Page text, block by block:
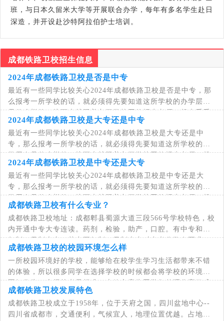
班，与日本久留米大学等开展联合办学，每年有多名学生赴日
深造，并开设赴沙特阿拉伯护士培训。
成都铁路卫校招生信息
2024年成都铁路卫校是否是中专
最近有一些同学比较关心2024年成都铁路卫校是否是中专，那
么报考一所学校的话，就必须得先要知道这所学校的办学层次
是什么样的，接下来就跟着九三学校网的招生老师一起来看看
吧。当毕业季来时，初中毕业生和高中毕业
2024年成都铁路卫校是大专还是中专
最近有一些同学比较关心2024年成都铁路卫校是大专还是中
专，那么报考一所学校的话，就必须得先要知道这所学校的办
学层次是什么样的，接下来就跟着九三学校网的招生老师一起
来看看吧。成都铁路卫生学校是全国第一所全
2024年成都铁路卫校是中专还是大专
最近有一些同学比较关心2024年成都铁路卫校是中专还是大
专，那么报考一所学校的话，就必须得先要知道这所学校的办
学层次是什么样的，接下来就跟着九三学校网的招生老师一起
来看看吧。成都铁路卫生学校是国家级重点中
成都铁路卫校有什么专业？
成都铁路卫校地址：成都郫县蜀源大道三段566号学校特色，校
内开通中专大专连读。药剂，检验，助产，口腔。有中专和五
年制一贯制大专。其中五年制一贯制大专对中考分数有要求。
卫校是大多数女孩子最喜欢的专业之一。而
成都铁路卫校的校园环境怎么样
一所校园环境好的学校，能够给在校学生学习生活都带来不错
的体验，所以很多同学在选择学校的时候都会将学校的环境好
不好作为一个择校考量标准，本篇文章为同学们整理分享了成
都铁路卫校的环境图片，希望能对想要报考
成都铁路卫校发展特色
成都铁路卫校成立于1958年，位于天府之国，四川盆地中心--
四川省成都市，交通便利，气候宜人，地理位置优越。占地面